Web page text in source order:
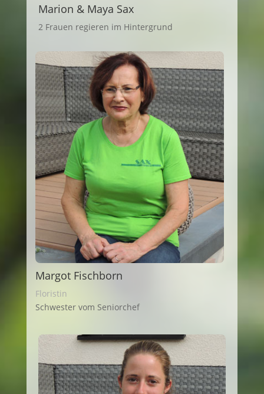
Marion & Maya Sax
2 Frauen regieren im Hintergrund
Margot Fischborn
Floristin
Schwester vom Seniorchef